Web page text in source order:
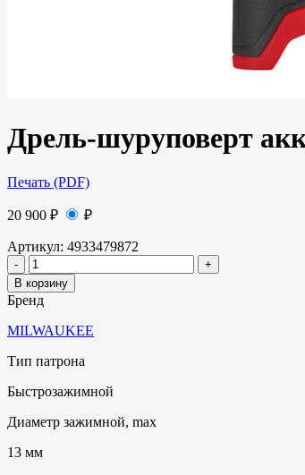
Дрель-шуруповерт
Печать (PDF)
20 900 ₽ ₽
Артикул: 4933479872
В корзину
Бренд
MILWAUKEE
Тип патрона
Быстрозажимной
Диаметр зажимной, max
13 мм